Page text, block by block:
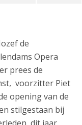
de
Opera
prees de
voorzitter Piet
opening van de
stilgestaan bij